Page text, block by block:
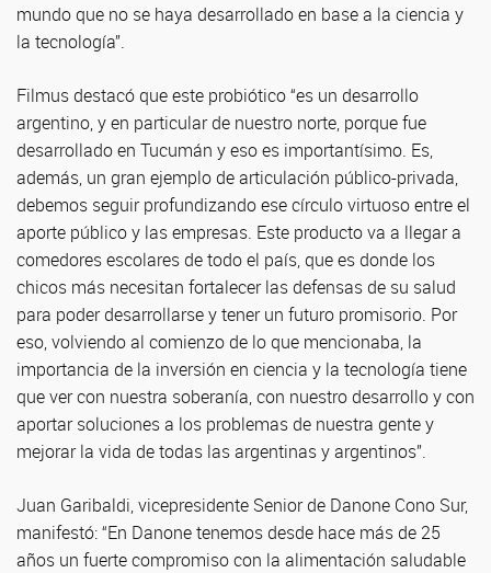
mundo que no se haya desarrollado en base a la ciencia y
la tecnología”.
Filmus destacó que este probiótico “es un desarrollo
argentino, y en particular de nuestro norte, porque fue
desarrollado en Tucumán y eso es importantísimo. Es,
además, un gran ejemplo de articulación público-privada,
debemos seguir profundizando ese círculo virtuoso entre el
aporte público y las empresas. Este producto va a llegar a
comedores escolares de todo el país, que es donde los
chicos más necesitan fortalecer las defensas de su salud
para poder desarrollarse y tener un futuro promisorio. Por
eso, volviendo al comienzo de lo que mencionaba, la
importancia de la inversión en ciencia y la tecnología tiene
que ver con nuestra soberanía, con nuestro desarrollo y con
aportar soluciones a los problemas de nuestra gente y
mejorar la vida de todas las argentinas y argentinos”.
Juan Garibaldi, vicepresidente Senior de Danone Cono Sur,
manifestó: “En Danone tenemos desde hace más de 25
años un fuerte compromiso con la alimentación saludable